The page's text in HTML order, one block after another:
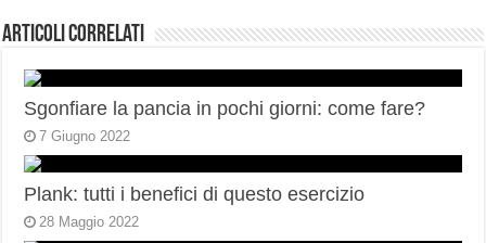
Articoli correlati
Sgonfiare la pancia in pochi giorni: come fare?
7 Giugno 2022
Plank: tutti i benefici di questo esercizio
28 Maggio 2022